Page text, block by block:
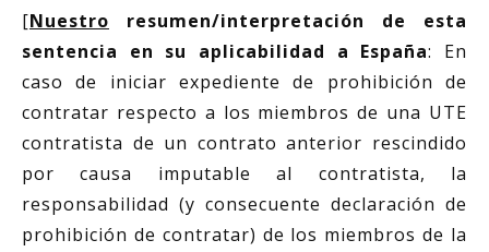
[Nuestro resumen/interpretación de esta
sentencia en su aplicabilidad a España: En
caso de iniciar expediente de prohibición de
contratar respecto a los miembros de una UTE
contratista de un contrato anterior rescindido
por causa imputable al contratista, la
responsabilidad (y consecuente declaración de
prohibición de contratar) de los miembros de la